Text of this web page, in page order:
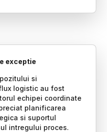
exceptie
si
logistic au fost
echipei coordinate
planificarea
si suportul
intregului proces.